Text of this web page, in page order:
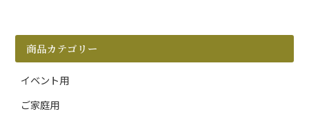
商品カテゴリー
イベント用
ご家庭用